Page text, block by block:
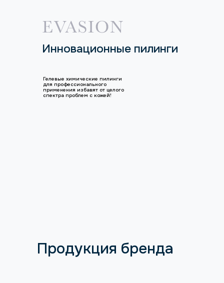
Инновационные пилинги
Гелевые химические пилинги
для профессионального
применения избавят от целого
спектра проблем с кожей!
Продукция бренда